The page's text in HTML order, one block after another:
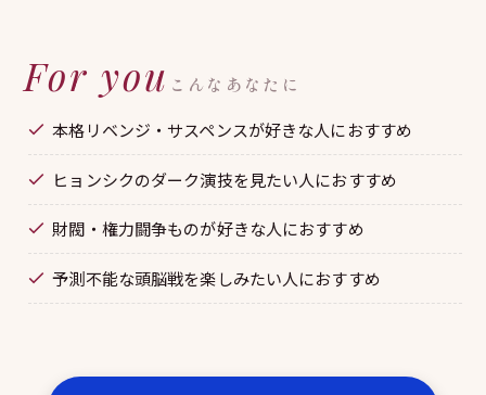
For you こんなあなたに
本格リベンジ・サスペンスが好きな人におすすめ
ヒョンシクのダーク演技を見たい人におすすめ
財閥・権力闘争ものが好きな人におすすめ
予測不能な頭脳戦を楽しみたい人におすすめ